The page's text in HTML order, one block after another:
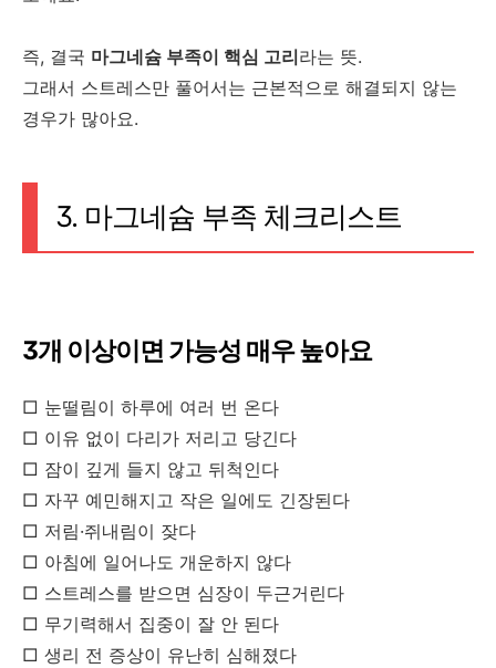
즉, 결국 마그네슘 부족이 핵심 고리라는 뜻.
그래서 스트레스만 풀어서는 근본적으로 해결되지 않는
경우가 많아요.
3. 마그네슘 부족 체크리스트
3개 이상이면 가능성 매우 높아요
□ 눈떨림이 하루에 여러 번 온다
□ 이유 없이 다리가 저리고 당긴다
□ 잠이 깊게 들지 않고 뒤척인다
□ 자꾸 예민해지고 작은 일에도 긴장된다
□ 저림·쥐내림이 잦다
□ 아침에 일어나도 개운하지 않다
□ 스트레스를 받으면 심장이 두근거린다
□ 무기력해서 집중이 잘 안 된다
□ 생리 전 증상이 유난히 심해졌다